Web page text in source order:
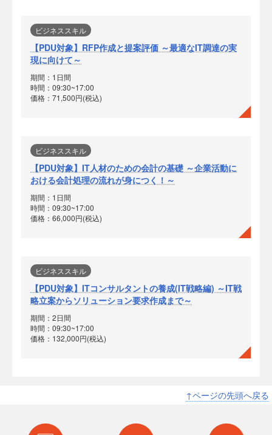
ビジネススキル
【PDU対象】RFP作成と提案評価 ～最適なIT調達の実
現に向けて～
期間：1日間
時間：09:30~17:00
価格：71,500円(税込)
ビジネススキル
【PDU対象】IT人材のための会計の基礎 ～企業活動に
おける会計処理の流れが身につく！～
期間：1日間
時間：09:30~17:00
価格：66,000円(税込)
ビジネススキル
【PDU対象】ITコンサルタントの養成(IT戦略編) ～IT戦
略立案からソリューション要求作成まで～
期間：2日間
時間：09:30~17:00
価格：132,000円(税込)
↑ページの先頭へ戻る